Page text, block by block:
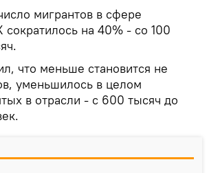
мигрантов в сфере
на 40% - со 100
что меньше становится не
уменьшилось в целом
в отрасли - с 600 тысяч до